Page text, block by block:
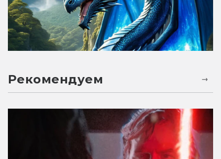
Рекомендуем